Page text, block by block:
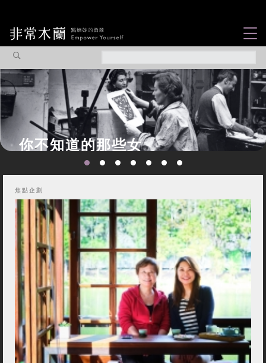
觀點專欄
焦點企劃
社會企業
認識我們
焦點企劃